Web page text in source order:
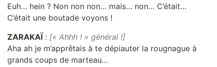
Euh… hein ? Non non non… mais… non… C’était…
C’était une boutade voyons !
ZARAKAÏ : [« Ahhh ! » général !]
Aha ah je m’apprêtais à te dépiauter la rougnague à
grands coups de marteau…